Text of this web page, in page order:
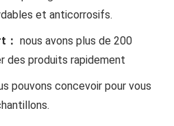
et anticorrosifs.
nous avons plus de 200
des produits rapidement
pouvons concevoir pour vous